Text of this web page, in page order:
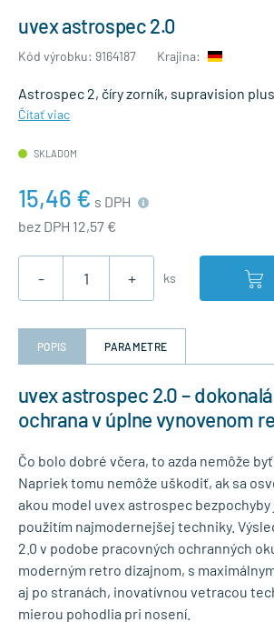
uvex astrospec 2.0
Kód výrobku: 9164187 Krajina:
Astrospec 2, číry zorník, supravision
Čítať viac
SKLADOM
15,46 € s DPH
bez DPH 12,57 €
- + ks
POPIS PARAMETRE
uvex astrospec 2.0 –
ochrana v úplne vynovenom
Čo bolo dobré včera, to azda nemôže
Napriek tomu nemôže uškodiť, ak sa
akou model uvex astrospec bezpochyby
použitím najmodernejšej techniky.
2.0 v podobe pracovných ochranných
moderným retro dizajnom, s
aj po stranách, inovatívnou vetracou
mierou pohodlia pri nosení.